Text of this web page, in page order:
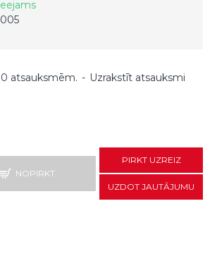
atsauksmēm. - Uzrakstīt atsauksmi
NOPIRKT
PIRKT UZREIZ
UZDOT JAUTĀJUMU